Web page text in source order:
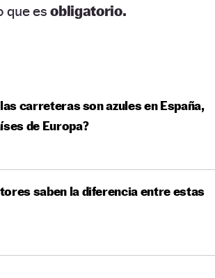
que esobligatorio.
carreteras son azules en España,
de Europa?
saben la diferencia entre estas